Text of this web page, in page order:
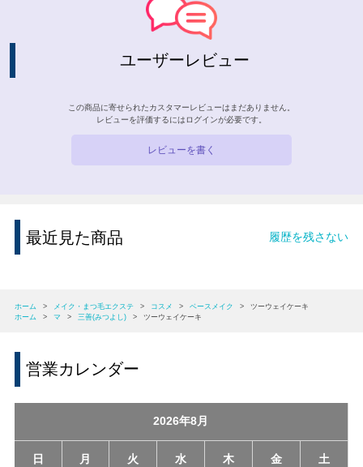
ユーザーレビュー
この商品に寄せられたカスタマーレビューはまだありません。
レビューを評価するには ログインが必要です。
レビューを書く
最近見た商品 履歴を残さない
ホーム > メイク・まつ毛エクステ > コスメ > ベースメイク >
ツーウェイケーキ
ホーム
> マ > 三善(みつよし) > ツーウェイケーキ
営業カレンダー
2026年8月
日 月 火 水 木 金 土